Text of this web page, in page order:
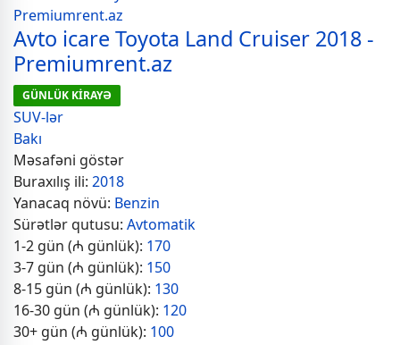
Avto icare Toyota Land Cruiser 2018 -
Premiumrent.az
GÜNLÜK KİRAYƏ
SUV-lər
Bakı
Məsafəni göstər
Buraxılış ili: 2018
Yanacaq növü: Benzin
Sürətlər qutusu: Avtomatik
1-2 gün (₼ günlük): 170
3-7 gün (₼ günlük): 150
8-15 gün (₼ günlük): 130
16-30 gün (₼ günlük): 120
30+ gün (₼ günlük): 100